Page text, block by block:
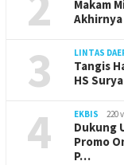
Makam
3 LINTAS
Tangis
HS
4 EKBIS 220
Dukung
Promo
P…